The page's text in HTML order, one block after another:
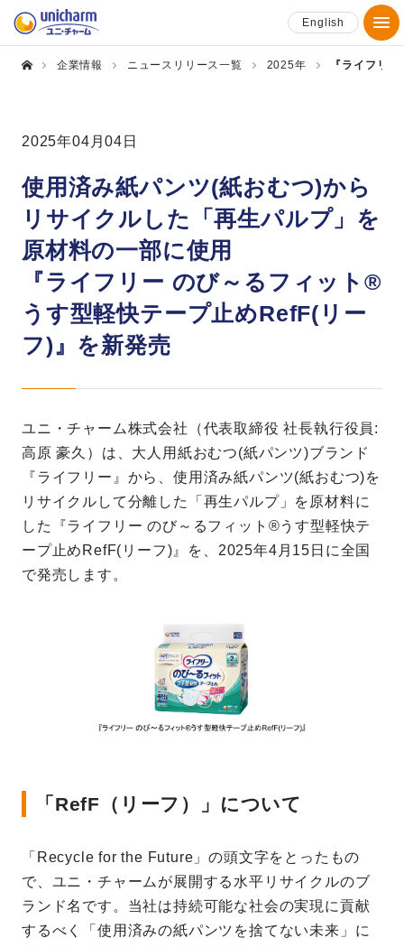
English
企業情報 ニュースリリース一覧 2025年 『ライフリ
2025年04月04日
使用済み紙パンツ(紙おむつ)から
リサイクルした「再生パルプ」を
原材料の一部に使用
『ライフリー のび～るフィット®
うす型軽快テープ止めRefF(リー
フ)』を新発売
ユニ・チャーム株式会社（代表取締役 社長執行役員:
高原 豪久）は、大人用紙おむつ(紙パンツ)ブランド
『ライフリー』から、使用済み紙パンツ(紙おむつ)を
リサイクルして分離した「再生パルプ」を原材料に
した『ライフリー のび～るフィット®うす型軽快テ
ープ止めRefF(リーフ)』を、2025年4月15日に全国
で発売します。
「RefF（リーフ）」について
「Recycle for the Future」の頭文字をとったもの
で、ユニ・チャームが展開する水平リサイクルのブ
ランド名です。当社は持続可能な社会の実現に貢献
するべく「使用済みの紙パンツを捨てない未来」に